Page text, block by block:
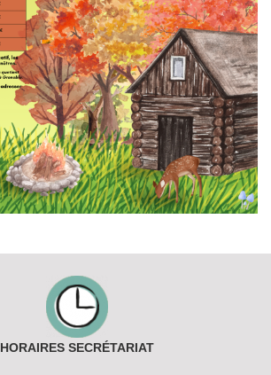
HORAIRES SECRÉTARIAT